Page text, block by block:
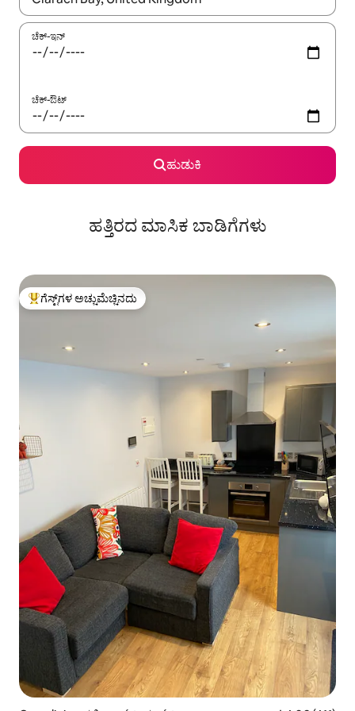
ಚೆಕ್-ಇನ್
ಚೆಕ್-ಔಟ್
ಹುಡುಕಿ
ಹತ್ತಿರದ ಮಾಸಿಕ ಬಾಡಿಗೆಗಳು
ಗೆಸ್ಟ್‌ಗಳಿಗೆ ಅತಿ ಹೆಚ್ಚು ಅಚ್ಚುಮೆಚ್ಚಿನದು
ಗೆಸ್ಟ್‌ಗಳ ಅಚ್ಚುಮೆಚ್ಚಿನದು